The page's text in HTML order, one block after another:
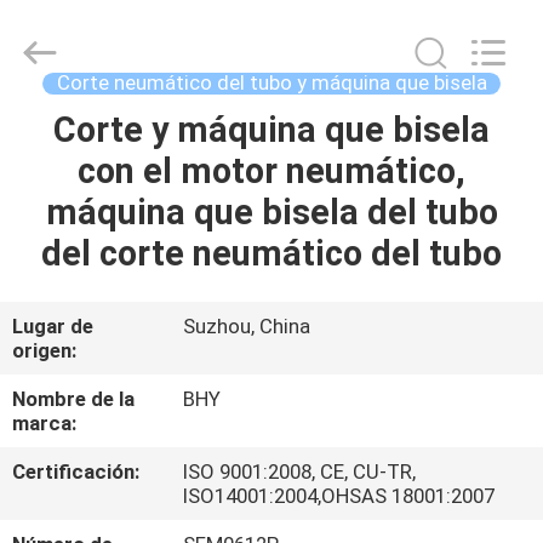
HOGAR
PRODUCTOS
NOSOTROS
VIAJE
DE
LA
FÁBRICA
Bohyar
Engineering
Material
Technology(Suzhou)Co.,
Corte neumático del tubo y máquina que bisela
Corte y máquina que bisela
con el motor neumático,
máquina que bisela del tubo
del corte neumático del tubo
Lugar de
origen:
Suzhou, China
Nombre de la
marca:
BHY
Certificación:
ISO 9001:2008, CE, CU-TR,
ISO14001:2004,OHSAS 18001:2007